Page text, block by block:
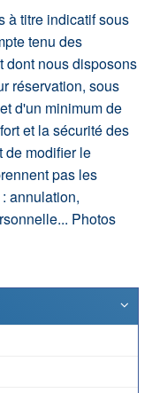
à titre indicatif sous
tenu des
dont nous disposons
réservation, sous
d'un minimum de
et la sécurité des
de modifier le
pas les
annulation,
Photos